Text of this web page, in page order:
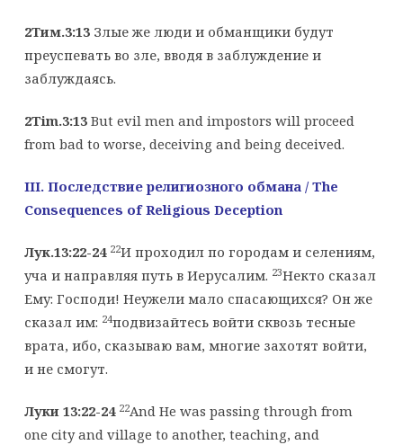
2Тим.3:13Злые же люди и обманщики будут
преуспевать во зле, вводя в заблуждение и
заблуждаясь.
2Tim.3:13But evil men and impostors will proceed
from bad to worse, deceiving and being deceived.
III. Последствие религиозного обмана/ The
Consequences of Religious Deception
Лук.13:22-24 22И проходил по городам и селениям,
уча и направляя путь в Иерусалим. 23Некто сказал
Ему: Господи! Неужели мало спасающихся? Он же
сказал им: 24подвизайтесь войти сквозь тесные
врата, ибо, сказываю вам, многие захотят войти,
и не смогут.
Луки 13:22-24 22And He was passing through from
one city and village to another, teaching, and